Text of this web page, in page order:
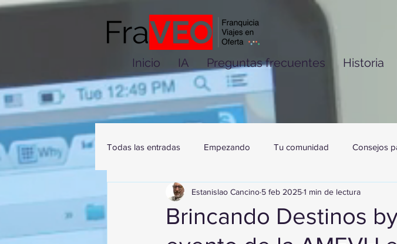
Inicio IA Preguntas frecuentes Historia
Todas las entradas Empezando Tu comunidad Consejos
Brincando Destinos
Estanislao Cancino 5 feb 20251 min de lectura